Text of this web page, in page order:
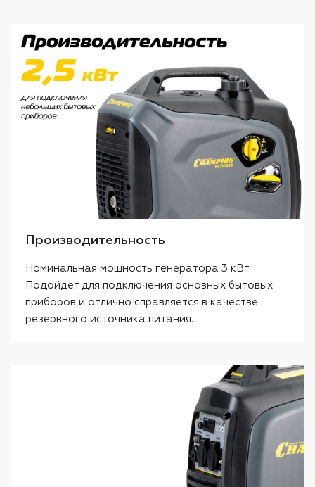
Производительность
Номинальная мощность генератора 3 кВт.
Подойдет для подключения основных бытовых
приборов и отлично справляется в качестве
резервного источника питания.